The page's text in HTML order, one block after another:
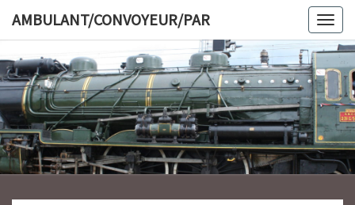
content
AMBULANT/CONVOYEUR/PAR